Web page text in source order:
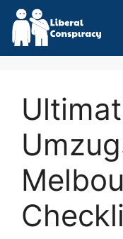
Skip
content